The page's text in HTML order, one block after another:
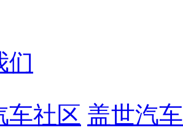
们
车社区 盖世汽